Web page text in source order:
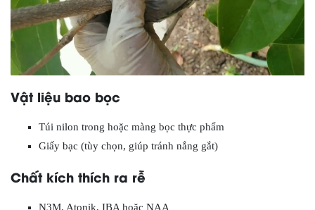
Vật liệu bao bọc
Túi nilon trong hoặc màng bọc thực phẩm
Giấy bạc (tùy chọn, giúp tránh nắng gắt)
Chất kích thích ra rễ
N3M, Atonik, IBA hoặc NAA